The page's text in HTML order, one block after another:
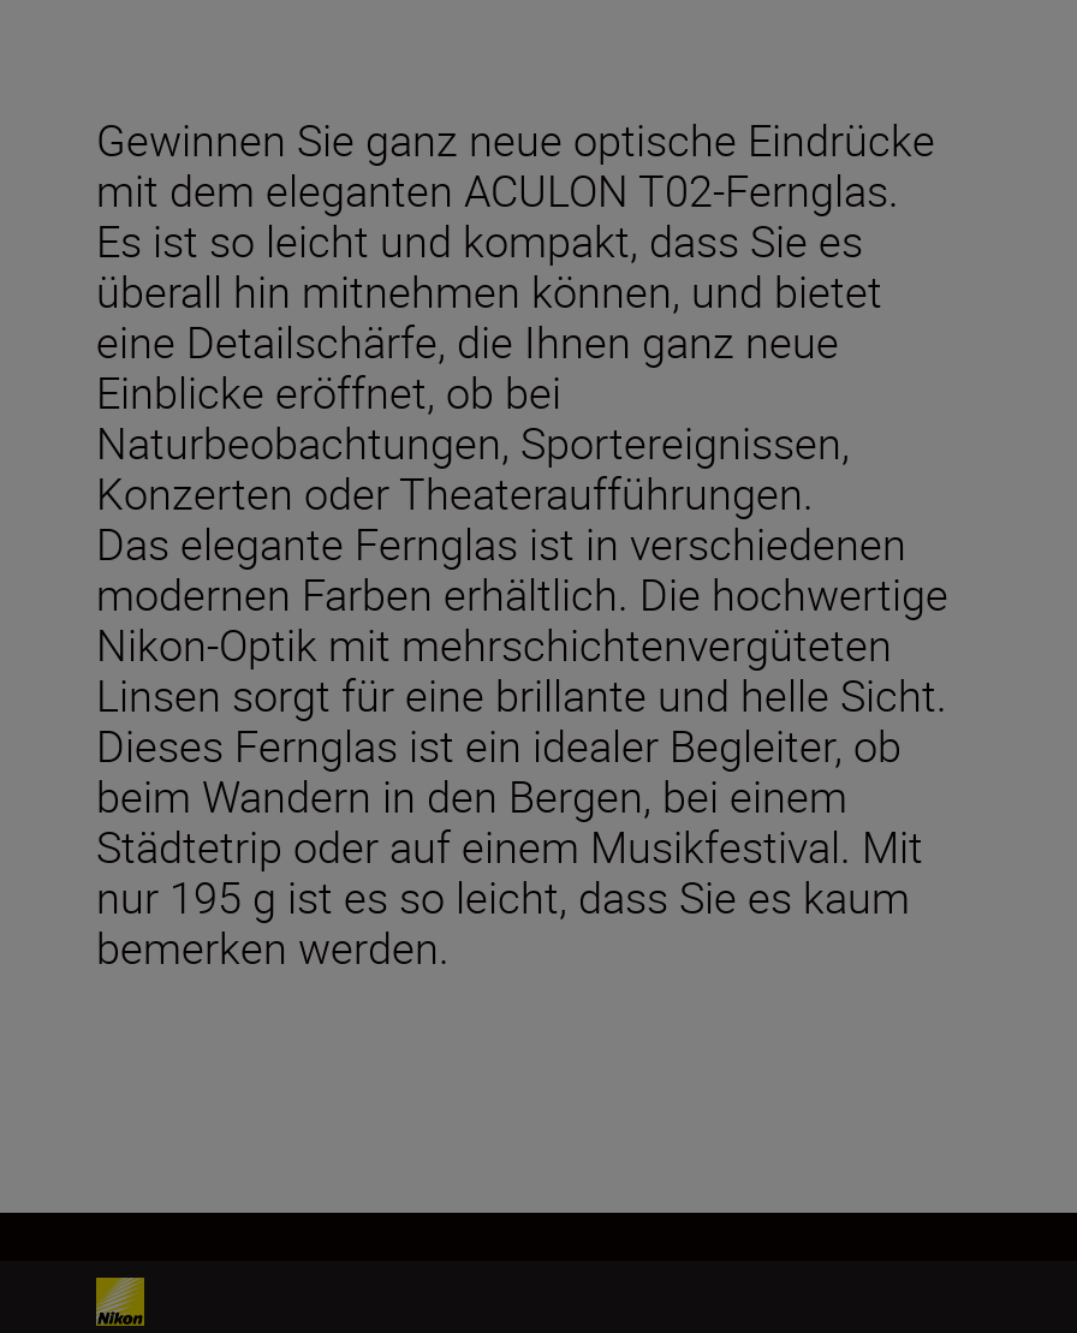
Gewinnen Sie ganz neue optische Eindrücke
mit dem eleganten ACULON T02-Fernglas.
Es ist so leicht und kompakt, dass Sie es
überall hin mitnehmen können, und bietet
eine Detailschärfe, die Ihnen ganz neue
Einblicke eröffnet, ob bei
Naturbeobachtungen, Sportereignissen,
Konzerten oder Theateraufführungen.
Das elegante Fernglas ist in verschiedenen
modernen Farben erhältlich. Die hochwertige
Nikon-Optik mit mehrschichtenvergüteten
Linsen sorgt für eine brillante und helle Sicht.
Dieses Fernglas ist ein idealer Begleiter, ob
beim Wandern in den Bergen, bei einem
Städtetrip oder auf einem Musikfestival. Mit
nur 195 g ist es so leicht, dass Sie es kaum
bemerken werden.